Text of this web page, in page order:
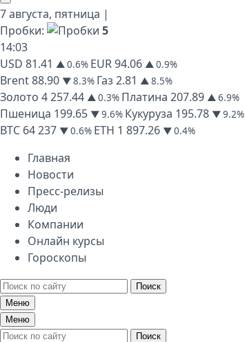
7 августа, пятница |
Пробки:
5
14:03
USD 81.41 ▲ 0.6% EUR94.06 ▲ 0.9%
Brent88.90 ▼ 8.3% Газ 2.81 ▲ 8.5%
Золото 4 257.44 ▲ 0.3% Платина 207.89 ▲ 6.9%
Пшеница 199.65 ▼ 9.6% Кукуруза 195.78 ▼ 9.2%
BTC 64 237 ▼ 0.6% ETH 1 897.26 ▼ 0.4%
Главная
Новости
Пресс-релизы
Люди
Компании
Онлайн курсы
Гороскопы
Поиск
Меню
Меню
Поиск